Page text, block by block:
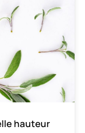
hauteur